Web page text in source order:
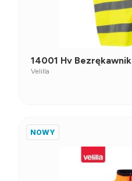
14001 Hv Bezrękawnik
Velilla
NOWY